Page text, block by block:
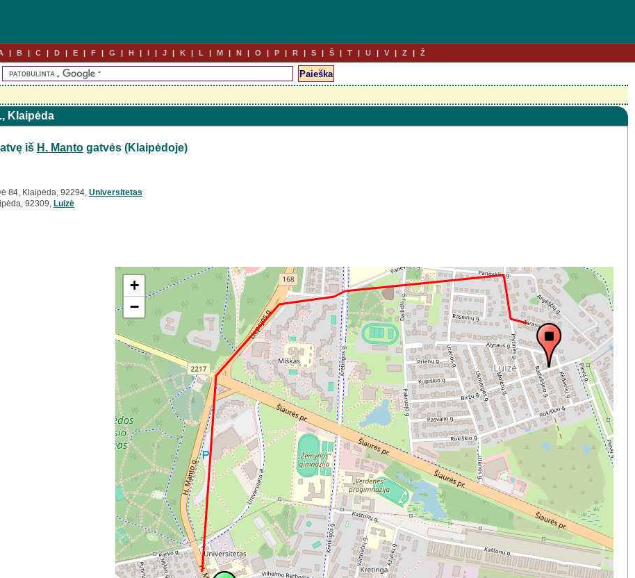
B C D E F G H I J K L M N O P R S Š T U V Z Ž
Klaipėda
iš H. Manto gatvės (Klaipėdoje)
84, Klaipėda, 92294, Universitetas
92309, Luizė
+
−